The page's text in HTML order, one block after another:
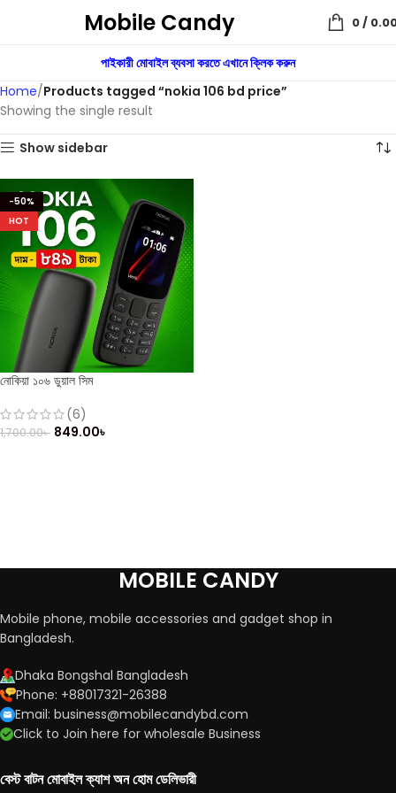
Mobile Candy 0/
পাইকারী মোবাইল ব্যবসা করতে এখানে ক্লিক করুন
Home Products tagged “nokia 106 bd price”
Showing the single result
Show sidebar
-50%
HOT
নোকিয়া ১০৬ ডুয়াল সিম
(6)
1,700.00৳ 849.00৳
MOBILE CANDY
Mobile phone, mobile accessories and gadget shop in
Bangladesh.
Dhaka Bongshal Bangladesh
Phone: +88017321-26388
Email: business@mobilecandybd.com
Click to Join here for wholesale Business
বেস্ট বাটন মোবাইল ক্যাশ অন হোম ডেলিভারী